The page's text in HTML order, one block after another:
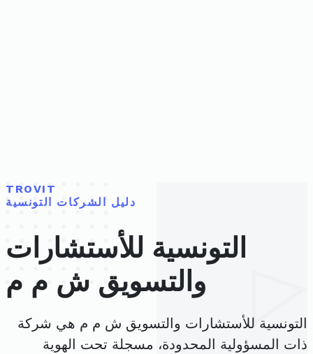
TROVIT
دليل الشركات التونسية
التونسية للأستشارات
والتسويق ش م م
التونسية للأستشارات والتسويق ش م م هي شركة
ذات المسؤولية المحدودة، مسجلة تحت الهوية